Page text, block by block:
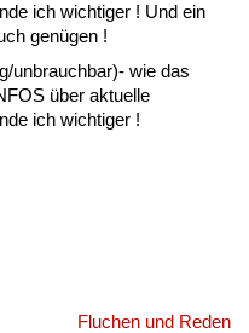
ich wichtiger ! Und ein
genügen !
unbrauchbar)- wie das
über aktuelle
ich wichtiger !
Fluchen und Reden